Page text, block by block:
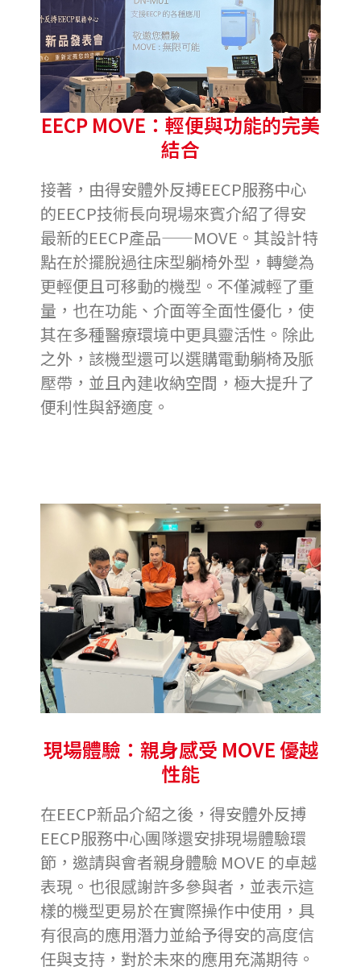
EECP MOVE：輕便與功能的完美
結合
接著，由得安體外反搏EECP服務中心
的EECP技術長向現場來賓介紹了得安
最新的EECP產品——MOVE。其設計特
點在於擺脫過往床型躺椅外型，轉變為
更輕便且可移動的機型。不僅減輕了重
量，也在功能、介面等全面性優化，使
其在多種醫療環境中更具靈活性。除此
之外，該機型還可以選購電動躺椅及脈
壓帶，並且內建收納空間，極大提升了
便利性與舒適度。
現場體驗：親身感受 MOVE 優越
性能
在EECP新品介紹之後，得安體外反搏
EECP服務中心團隊還安排現場體驗環
節，邀請與會者親身體驗 MOVE 的卓越
表現。也很感謝許多參與者，並表示這
樣的機型更易於在實際操作中使用，具
有很高的應用潛力並給予得安的高度信
任與支持，對於未來的應用充滿期待。